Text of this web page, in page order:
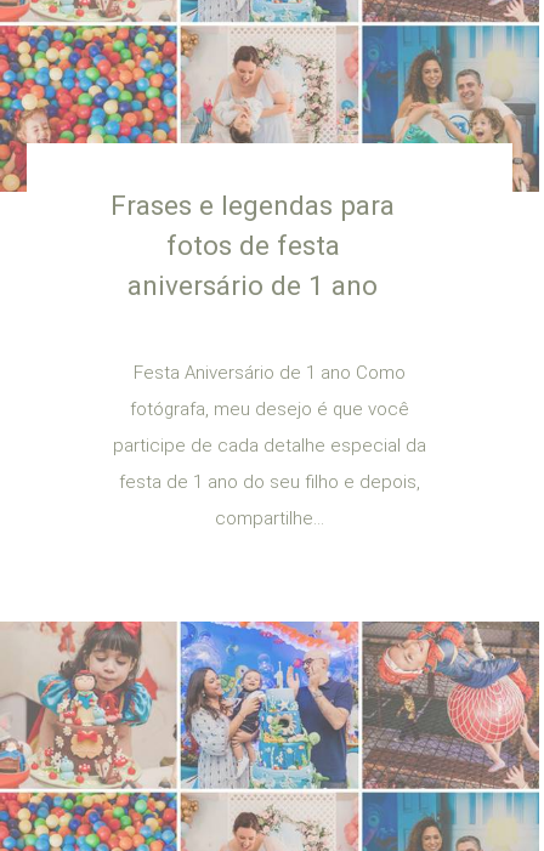
Frases e legendas para
fotos de festa
aniversário de 1 ano
Festa Aniversário de 1 ano Como
fotógrafa, meu desejo é que você
participe de cada detalhe especial da
festa de 1 ano do seu filho e depois,
compartilhe...